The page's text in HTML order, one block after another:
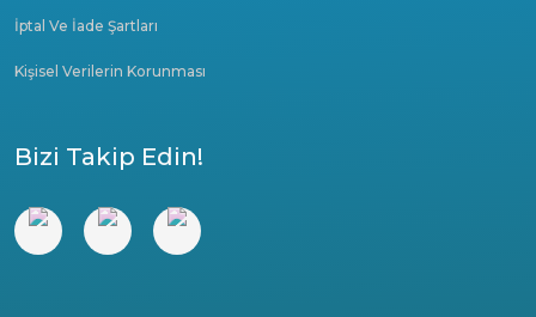
İptal Ve İade Şartları
Kişisel Verilerin Korunması
Bizi Takip Edin!